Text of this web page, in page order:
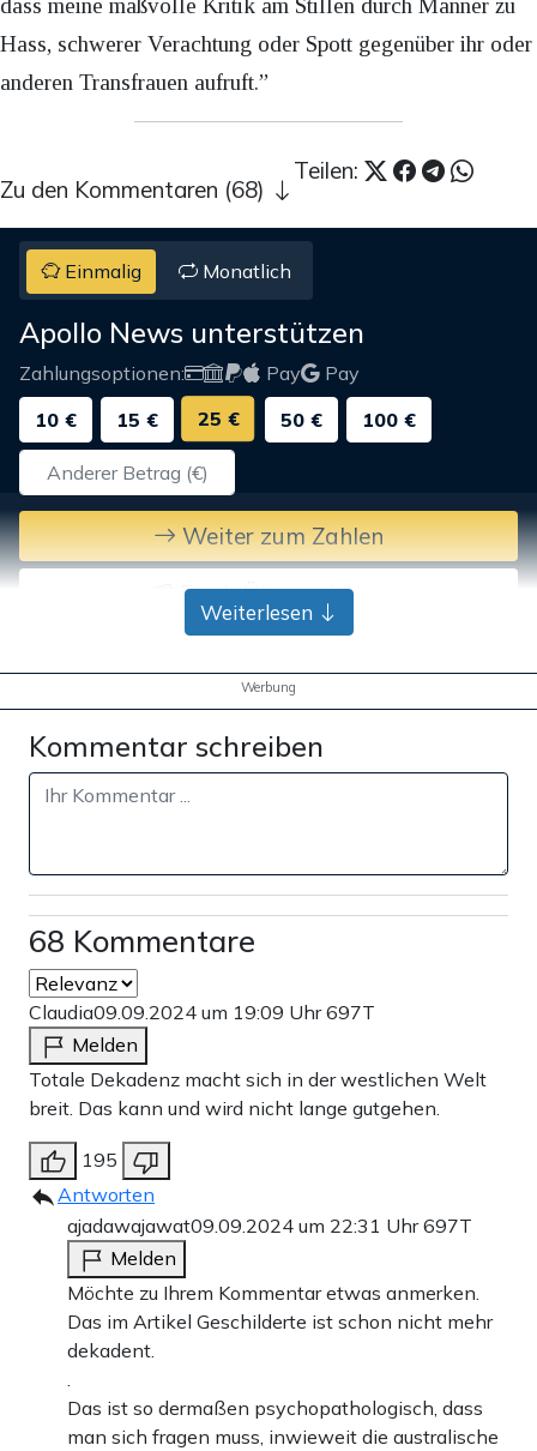
dass meine maßvolle Kritik am Stillen durch Männer zu
Hass, schwerer Verachtung oder Spott gegenüber ihr oder
anderen Transfrauen aufruft.”
Teilen:
Zu den Kommentaren (68)
Einmalig Monatlich
Apollo News unterstützen
Zahlungsoptionen: Pay
Pay
10 €
15 € 25 € 50 € 100 €
Weiter zum Zahlen
Bank-Überweisung
Weiterlesen
Werbung
Kommentar schreiben
68 Kommentare
Claudia09.09.2024 um 19:09 Uhr697T
Melden
Totale Dekadenz macht sich in der westlichen Welt
breit. Das kann und wird nicht lange gutgehen.
195
Antworten
ajadawajawat09.09.2024 um 22:31 Uhr697T
Melden
Möchte zu Ihrem Kommentar etwas anmerken.
Das im Artikel Geschilderte ist schon nicht mehr
dekadent.
.
Das ist so dermaßen psychopathologisch, dass
man sich fragen muss, inwieweit die australische